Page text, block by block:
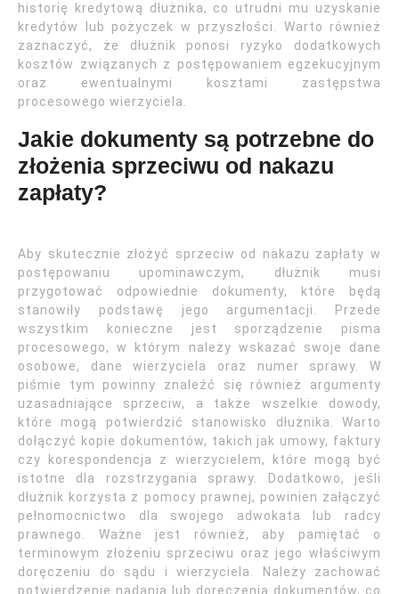
historię kredytową dłużnika, co utrudni mu uzyskanie
kredytów lub pożyczek w przyszłości. Warto również
zaznaczyć, że dłużnik ponosi ryzyko dodatkowych
kosztów związanych z postępowaniem egzekucyjnym
oraz ewentualnymi kosztami zastępstwa
procesowego wierzyciela.
Jakie dokumenty są potrzebne do
złożenia sprzeciwu od nakazu
zapłaty?
Aby skutecznie złożyć sprzeciw od nakazu zapłaty w
postępowaniu upominawczym, dłużnik musi
przygotować odpowiednie dokumenty, które będą
stanowiły podstawę jego argumentacji. Przede
wszystkim konieczne jest sporządzenie pisma
procesowego, w którym należy wskazać swoje dane
osobowe, dane wierzyciela oraz numer sprawy. W
piśmie tym powinny znaleźć się również argumenty
uzasadniające sprzeciw, a także wszelkie dowody,
które mogą potwierdzić stanowisko dłużnika. Warto
dołączyć kopie dokumentów, takich jak umowy, faktury
czy korespondencja z wierzycielem, które mogą być
istotne dla rozstrzygania sprawy. Dodatkowo, jeśli
dłużnik korzysta z pomocy prawnej, powinien załączyć
pełnomocnictwo dla swojego adwokata lub radcy
prawnego. Ważne jest również, aby pamiętać o
terminowym złożeniu sprzeciwu oraz jego właściwym
doręczeniu do sądu i wierzyciela. Należy zachować
potwierdzenie nadania lub doręczenia dokumentów, co